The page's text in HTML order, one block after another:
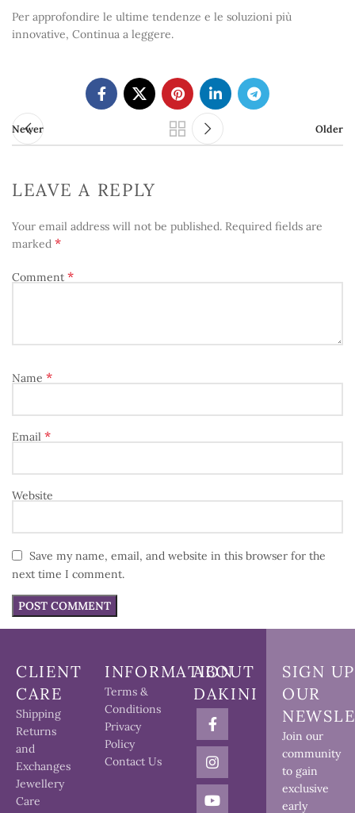
Per approfondire le ultime tendenze e le soluzioni più
innovative, Continua a leggere.
Newer Older
LEAVE A REPLY
Your email address will not be published. Required fields are
marked *
Comment *
Name *
Email *
Website
Save my name, email, and website in this browser for the
next time I comment.
CLIENT
CARE
Shipping
Returns
and
Exchanges
Jewellery
Care
INFORMATION
Terms &
Conditions
Privacy
Policy
Contact Us
ABOUT
DAKINI
SIGN
OUR
Join our
community
to gain
exclusive
early